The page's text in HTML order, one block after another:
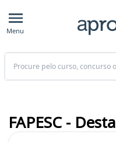
Menu
Buscar
FAPESC -